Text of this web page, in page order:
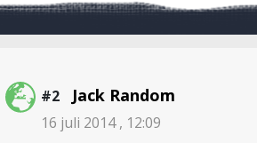
#2 Jack Random
16 juli 2014 , 12:09